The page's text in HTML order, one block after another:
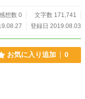
ロメシアと名付ける。 ５人
流し、２３１３年偶然にも
の衛星カロンへ向かうミロ
ルートとカロンに纏わるギ
つわる因果を語る。そのセ
この冒険旅行の中で、ミロ
想数 0
文字数 171,741
登録日 2019.08.03
お気に入り追加 0